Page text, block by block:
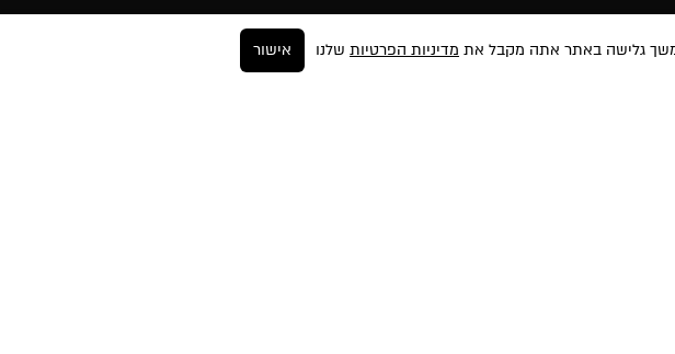
תקנון האתר
עקבו אחרינומדיניות הפרטיות שלנו אישור